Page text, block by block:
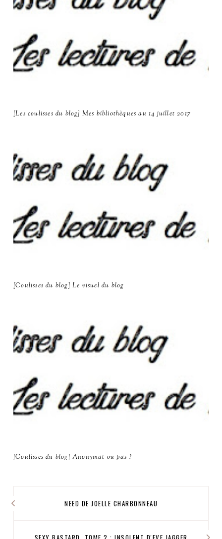
[Les coulisses du blog] Mes bibliothèques au 14 juillet 2017
[Coulisses du blog] Le visuel du blog
[Coulisses du blog] Anonymat ou pas ?
NEED DE JOELLE CHARBONNEAU